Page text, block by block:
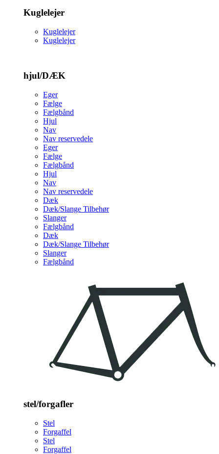
Kuglelejer
Kuglelejer
Kuglelejer
hjul/DÆK
Eger
Fælge
Fælgbånd
Hjul
Nav
Nav reservedele
Eger
Fælge
Fælgbånd
Hjul
Nav
Nav reservedele
Dæk
Dæk/Slange Tilbehør
Slanger
Fælgbånd
Dæk
Dæk/Slange Tilbehør
Slanger
Fælgbånd
stel/forgafler
Stel
Forgaffel
Stel
Forgaffel